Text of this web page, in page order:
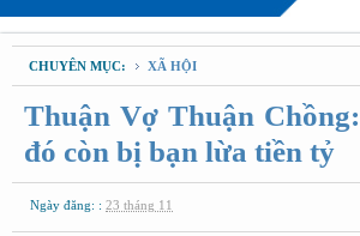
CHUYÊN MỤC: XÃ HỘI
Thuận Vợ Thuận
đó còn bị bạn lừa tiền tỷ
Ngày đăng: : 23 tháng 11